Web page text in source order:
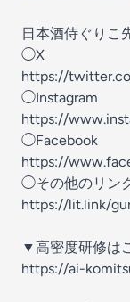
日本酒侍ぐりこ
◯X
https://
◯Instagram
https://
◯Facebook
https://
◯その他のリン
https://lit.link/
▼高密度研修は
https://ai-